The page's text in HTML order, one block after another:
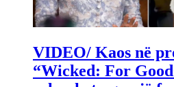
VIDEO/ Kaos në
“Wicked: For